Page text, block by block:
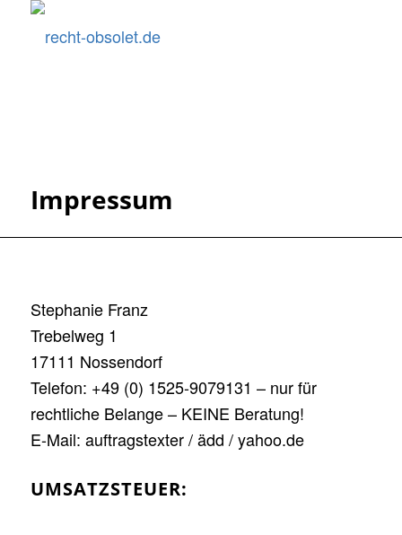
Impressum
Stephanie Franz
Trebelweg 1
17111 Nossendorf
Telefon: +49 (0) 1525-9079131 – nur für
rechtliche Belange – KEINE Beratung!
E-Mail: auftragstexter / ädd / yahoo.de
UMSATZSTEUER: